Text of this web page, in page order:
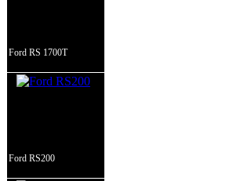
Ford RS 1700T
Ford RS200